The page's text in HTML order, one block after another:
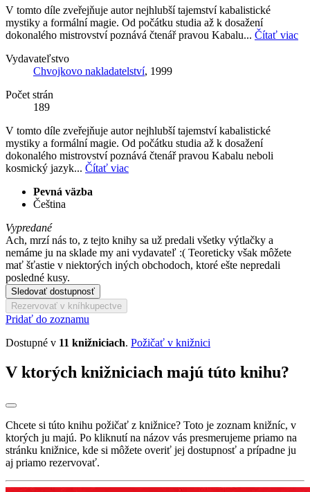
V tomto díle zveřejňuje autor nejhlubší tajemství kabalistické
mystiky a formální magie. Od počátku studia až k dosažení
dokonalého mistrovství poznává čtenář pravou Kabalu... Čítať viac
Vydavateľstvo
Chvojkovo nakladatelství, 1999
Počet strán
189
V tomto díle zveřejňuje autor nejhlubší tajemství kabalistické
mystiky a formální magie. Od počátku studia až k dosažení
dokonalého mistrovství poznává čtenář pravou Kabalu neboli
kosmický jazyk... Čítať viac
Pevná väzba
Čeština
Vypredané
Ach, mrzí nás to, z tejto knihy sa už predali všetky výtlačky a
nemáme ju na sklade my ani vydavateľ :( Teoreticky však môžete
mať šťastie v niektorých iných obchodoch, ktoré ešte nepredali
posledné kusy.
Sledovať dostupnosť
Rezervovať v kníhkupectve
Pridať do zoznamu
Dostupné v 11 knižniciach. Požičať v knižnici
V ktorých knižniciach majú túto knihu?
Chcete si túto knihu požičať z knižnice? Toto je zoznam knižníc, v
ktorých ju majú. Po kliknutí na názov vás presmerujeme priamo na
stránku knižnice, kde si môžete overiť jej dostupnosť a prípadne ju
aj priamo rezervovať.